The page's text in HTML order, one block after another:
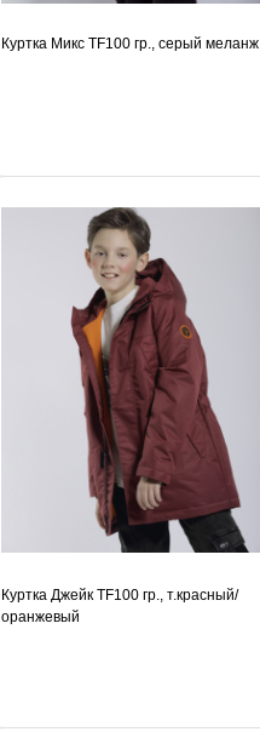
Куртка Микс TF100 гр., серый меланж
Куртка Джейк TF100 гр., т.красный/
оранжевый